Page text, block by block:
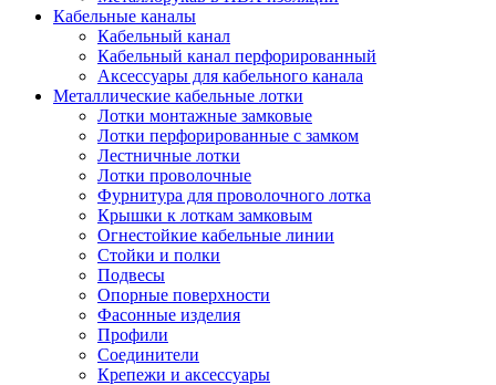
Кабельные каналы
Кабельный канал
Кабельный канал перфорированный
Аксессуары для кабельного канала
Металлические кабельные лотки
Лотки монтажные замковые
Лотки перфорированные с замком
Лестничные лотки
Лотки проволочные
Фурнитура для проволочного лотка
Крышки к лоткам замковым
Огнестойкие кабельные линии
Стойки и полки
Подвесы
Опорные поверхности
Фасонные изделия
Профили
Соединители
Крепежи и аксессуары